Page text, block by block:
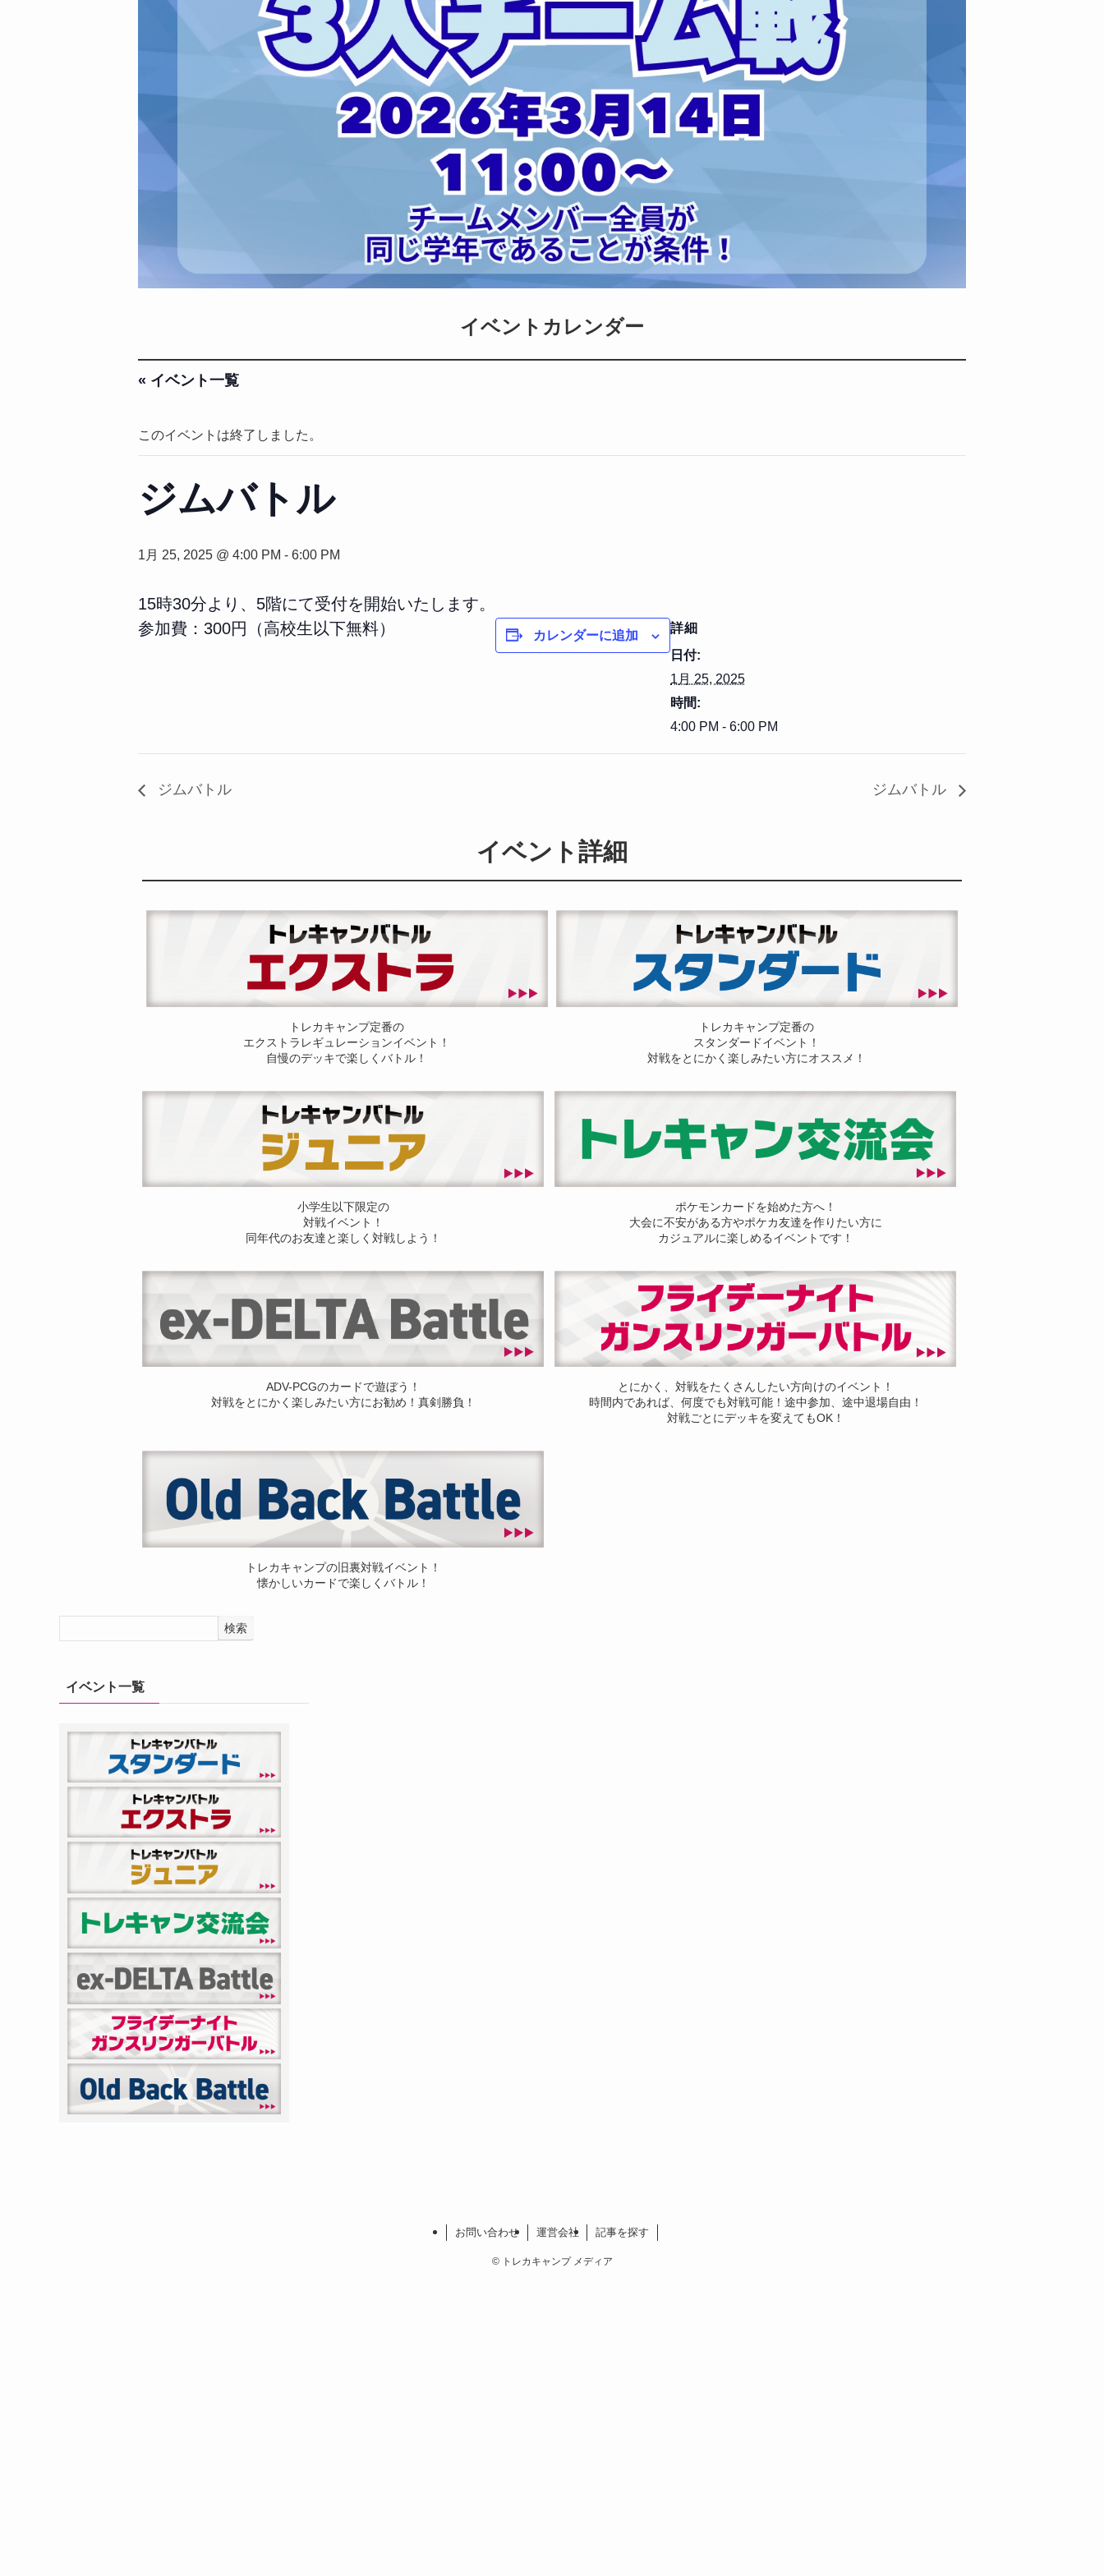
イベントカレンダー
« イベント一覧
このイベントは終了しました。
ジムバトル
1月 25, 2025 @ 4:00 PM - 6:00 PM
15時30分より、5階にて受付を開始いたします。
参加費：300円（高校生以下無料）
カレンダーに追加
詳細
日付:
1月 25, 2025
時間:
4:00 PM - 6:00 PM
ジムバトル ジムバトル
イベント詳細
トレカキャンプ定番の
エクストラレギュレーションイベント！
自慢のデッキで楽しくバトル！
トレカキャンプ定番の
スタンダードイベント！
対戦をとにかく楽しみたい方にオススメ！
小学生以下限定の
対戦イベント！
同年代のお友達と楽しく対戦しよう！
ポケモンカードを始めた方へ！
大会に不安がある方やポケカ友達を作りたい方に
カジュアルに楽しめるイベントです！
ADV-PCGのカードで遊ぼう！
対戦をとにかく楽しみたい方にお勧め！真剣勝負！
とにかく、対戦をたくさんしたい方向けのイベント！
時間内であれば、何度でも対戦可能！途中参加、途中退場自由！
対戦ごとにデッキを変えてもOK！
トレカキャンプの旧裏対戦イベント！
懐かしいカードで楽しくバトル！
検索
イベント一覧
お問い合わせ 運営会社 記事を探す
©トレカキャンプ メディア